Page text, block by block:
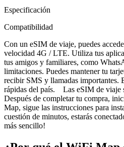
Especificación
Compatibilidad
Con un eSIM de viaje, puedes
velocidad 4G / LTE. Utiliza tus
tus amigos y familiares, como
limitaciones. Puedes mantener tu
recibir SMS y llamadas importantes.
rápidas del país. Las eSIM de viaje
Después de completar tu compra,
Map, sigue las instrucciones para
cuestión de minutos, estarás
más sencillo!